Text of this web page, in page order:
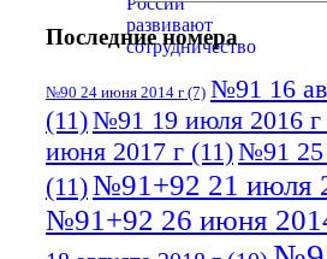
Последние номера
№90 24 июня 2014 г (7) №91 16
(11)№91 19 июля 2016 г
июня 2017 г (11)№91 25
(11)№91+92 21 июля
№91+92 26 июня